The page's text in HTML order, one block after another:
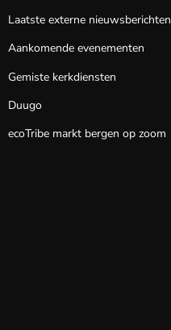
Laatste externe nieuwsberichten
Aankomende evenementen
Gemiste kerkdiensten
Duugo
ecoTribe markt bergen op zoom